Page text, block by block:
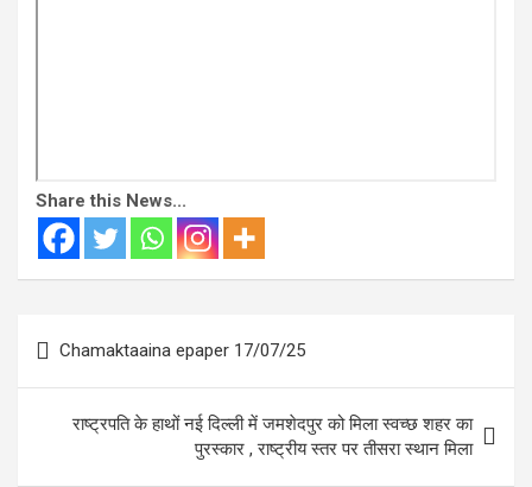
Share this News...
navigation
Chamaktaaina epaper 17/07/25
राष्ट्रपति के हाथों नई दिल्ली में जमशेदपुर को मिला स्वच्छ शहर का
पुरस्कार , राष्ट्रीय स्तर पर तीसरा स्थान मिला